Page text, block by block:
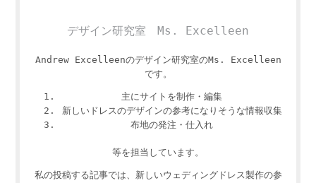
デザイン研究室 Ms. Excelleen
Andrew Excelleenのデザイン研究室のMs. Excelleen
です。
主にサイトを制作・編集
新しいドレスのデザインの参考になりそうな情報収集
布地の発注・仕入れ
等を担当しています。
私の投稿する記事では、新しいウェディングドレス製作の参